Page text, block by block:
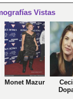
Vistas
Monet Mazur